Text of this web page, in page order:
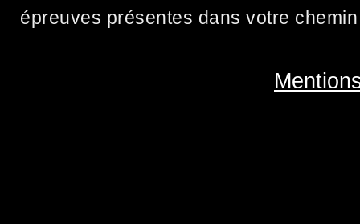
épreuves présentes dans votre